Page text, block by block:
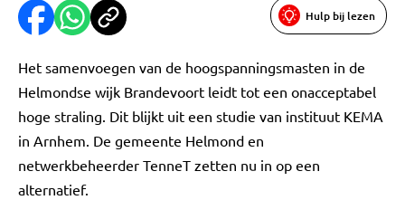
Hulp bij lezen
Het samenvoegen van de hoogspanningsmasten in de
Helmondse wijk Brandevoort leidt tot een onacceptabel
hoge straling. Dit blijkt uit een studie van instituut KEMA
in Arnhem. De gemeente Helmond en
netwerkbeheerder TenneT zetten nu in op een
alternatief.